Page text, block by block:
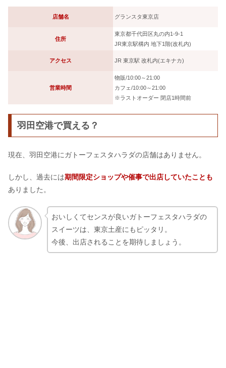
店舗名 グランスタ東京店
住所
東京都千代田区丸の内1-9-1
JR東京駅構内 地下1階(改札内)
アクセス JR 東京駅 改札内(エキナカ)
営業時間
物販/10:00～21:00
カフェ/10:00～21:00
※ラストオーダー 閉店1時間前
羽田空港で買える？
現在、羽田空港にガトーフェスタハラダの店舗はありません。
しかし、過去には期間限定ショップや催事で出店していたことも
ありました。
おいしくてセンスが良いガトーフェスタハラダの
スイーツは、東京土産にもピッタリ。
今後、出店されることを期待しましょう。